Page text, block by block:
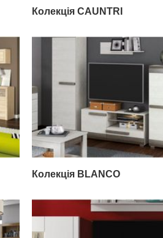
Колекція CAUNTRI
Колекція BLANCO